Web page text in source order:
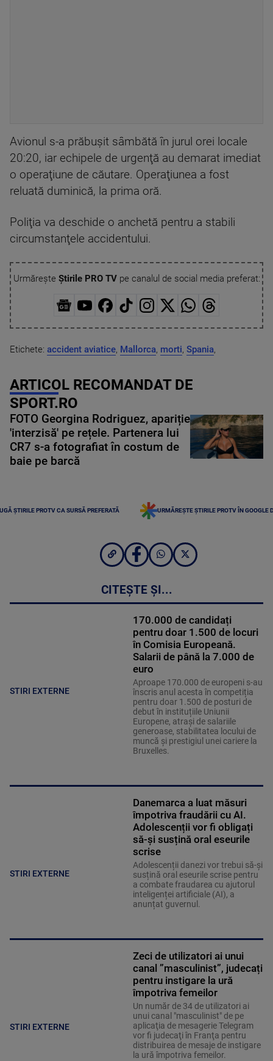
Avionul s-a prăbuşit sâmbătă în jurul orei locale
20:20, iar echipele de urgenţă au demarat imediat
o operaţiune de căutare. Operaţiunea a fost
reluată duminică, la prima oră.
Poliţia va deschide o anchetă pentru a stabili
circumstanţele accidentului.
Urmărește Știrile PRO TVpe canalul de social media preferat:
Etichete: accident aviatice, Mallorca, morti, Spania,
ARTICOL RECOMANDAT DE
SPORT.RO
FOTO Georgina Rodriguez, apariție
'interzisă' pe rețele. Partenera lui
CR7 s-a fotografiat în costum de
baie pe barcă
ȘTIRILE PROTV CA SURSĂ PREFERATĂ URMĂREȘTE ȘTIRILE PROTV ÎN GOOGLE
CITEȘTE ȘI...
STIRI EXTERNE
170.000 de candidați
pentru doar 1.500 de locuri
în Comisia Europeană.
Salarii de până la 7.000 de
euro
Aproape 170.000 de europeni s-au
înscris anul acesta în competiția
pentru doar 1.500 de posturi de
debut în instituțiile Uniunii
Europene, atrași de salariile
generoase, stabilitatea locului de
muncă și prestigiul unei cariere la
Bruxelles.
STIRI EXTERNE
Danemarca a luat măsuri
împotriva fraudării cu AI.
Adolescenții vor fi obligați
să-și susțină oral eseurile
scrise
Adolescenții danezi vor trebui să-și
susțină oral eseurile scrise pentru
a combate fraudarea cu ajutorul
inteligenței artificiale (AI), a
anunțat guvernul.
STIRI EXTERNE
Zeci de utilizatori ai unui
canal ”masculinist”, judecați
pentru instigare la ură
împotriva femeilor
Un număr de 34 de utilizatori ai
unui canal "masculinist" de pe
aplicaţia de mesagerie Telegram
vor fi judecaţi în Franţa pentru
distribuirea de mesaje de instigare
la ură împotriva femeilor.